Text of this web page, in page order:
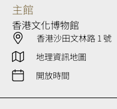
主館
香港文化博物館
香港沙田文林路 1 號
地理資訊地圖
開放時間